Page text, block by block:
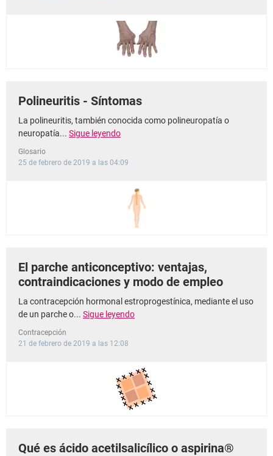
Polineuritis - Síntomas
La polineuritis, también conocida como polineuropatía o
neuropatía... Sigue leyendo
Glosario
25 de febrero de 2019 a las 04:09
El parche anticonceptivo: ventajas,
contraindicaciones y modo de empleo
La contracepción hormonal estroprogestínica, mediante el uso
de un parche o... Sigue leyendo
Contracepción
21 de febrero de 2019 a las 12:08
Qué es ácido acetilsalicílico o aspirina®